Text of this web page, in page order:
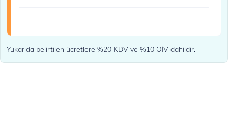
Yukarıda belirtilen ücretlere %20 KDV ve %10 ÖİV dahildir.